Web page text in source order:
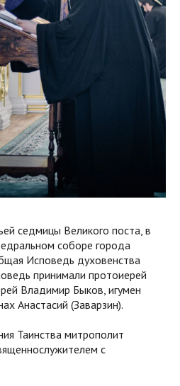
седмицы Великого поста, в
соборе города
Исповедь духовенства
принимали протоиерей
Владимир Быков, игумен
Анастасий (Заварзин).
Таинства митрополит
с